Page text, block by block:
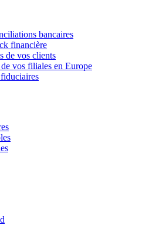
bancaires
financière
de vos clients
vos filiales en Europe